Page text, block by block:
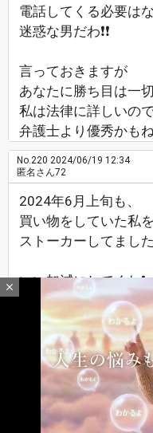
最新レスへ
電話してくる必要は
迷惑な男だわ❗❗
言っておきますが
あなたに勝ち目は一
私は法律に詳しいので
弁護士より優秀かもね
No.220 2024/06/19 12:34
匿名さん72
2024年6月上旬も、
買い物をしていた私を
ストーカーしてました
いい加減にしてくれ❗
マジで‼️ぶん殴りたい
調査員も、おつむが
真っ昼間に、制服や
一般人はだーーれも
スーパーに行くのに
close